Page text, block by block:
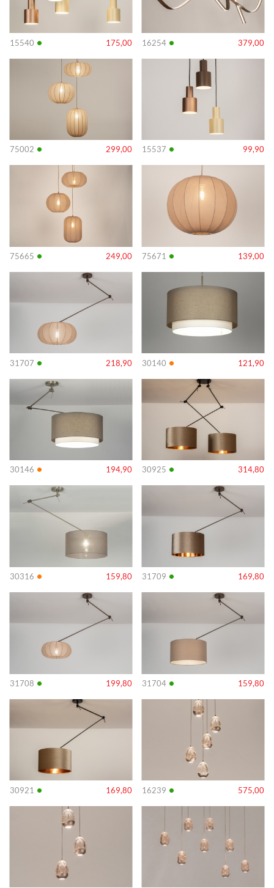
15540 • 175,00 16254 • 379,00
75002 • 299,00
Info
15537 • 99,90
Info
75665 • 249,00
Info
75671 • 139,00
Info
31707 • 218,90
Info
30140 • 121,90
Info
30146 • 194,90
Info
30925 • 314,80
Info
30316 • 159,80
Info
31709 • 169,80
Info
31708 • 199,80
Info
31704 • 159,80
Info
30921 • 169,80
Info
16239 • 575,00
Info
Info Info